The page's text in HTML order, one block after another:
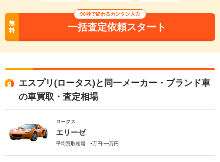
無
料
90秒で終わるカンタン入力
一括査定依頼スタート
エスプリ(ロータス)と同一メーカー・ブランド車
の車買取・査定相場
ロータス
エリーゼ
平均買取相場： -万円〜-万円